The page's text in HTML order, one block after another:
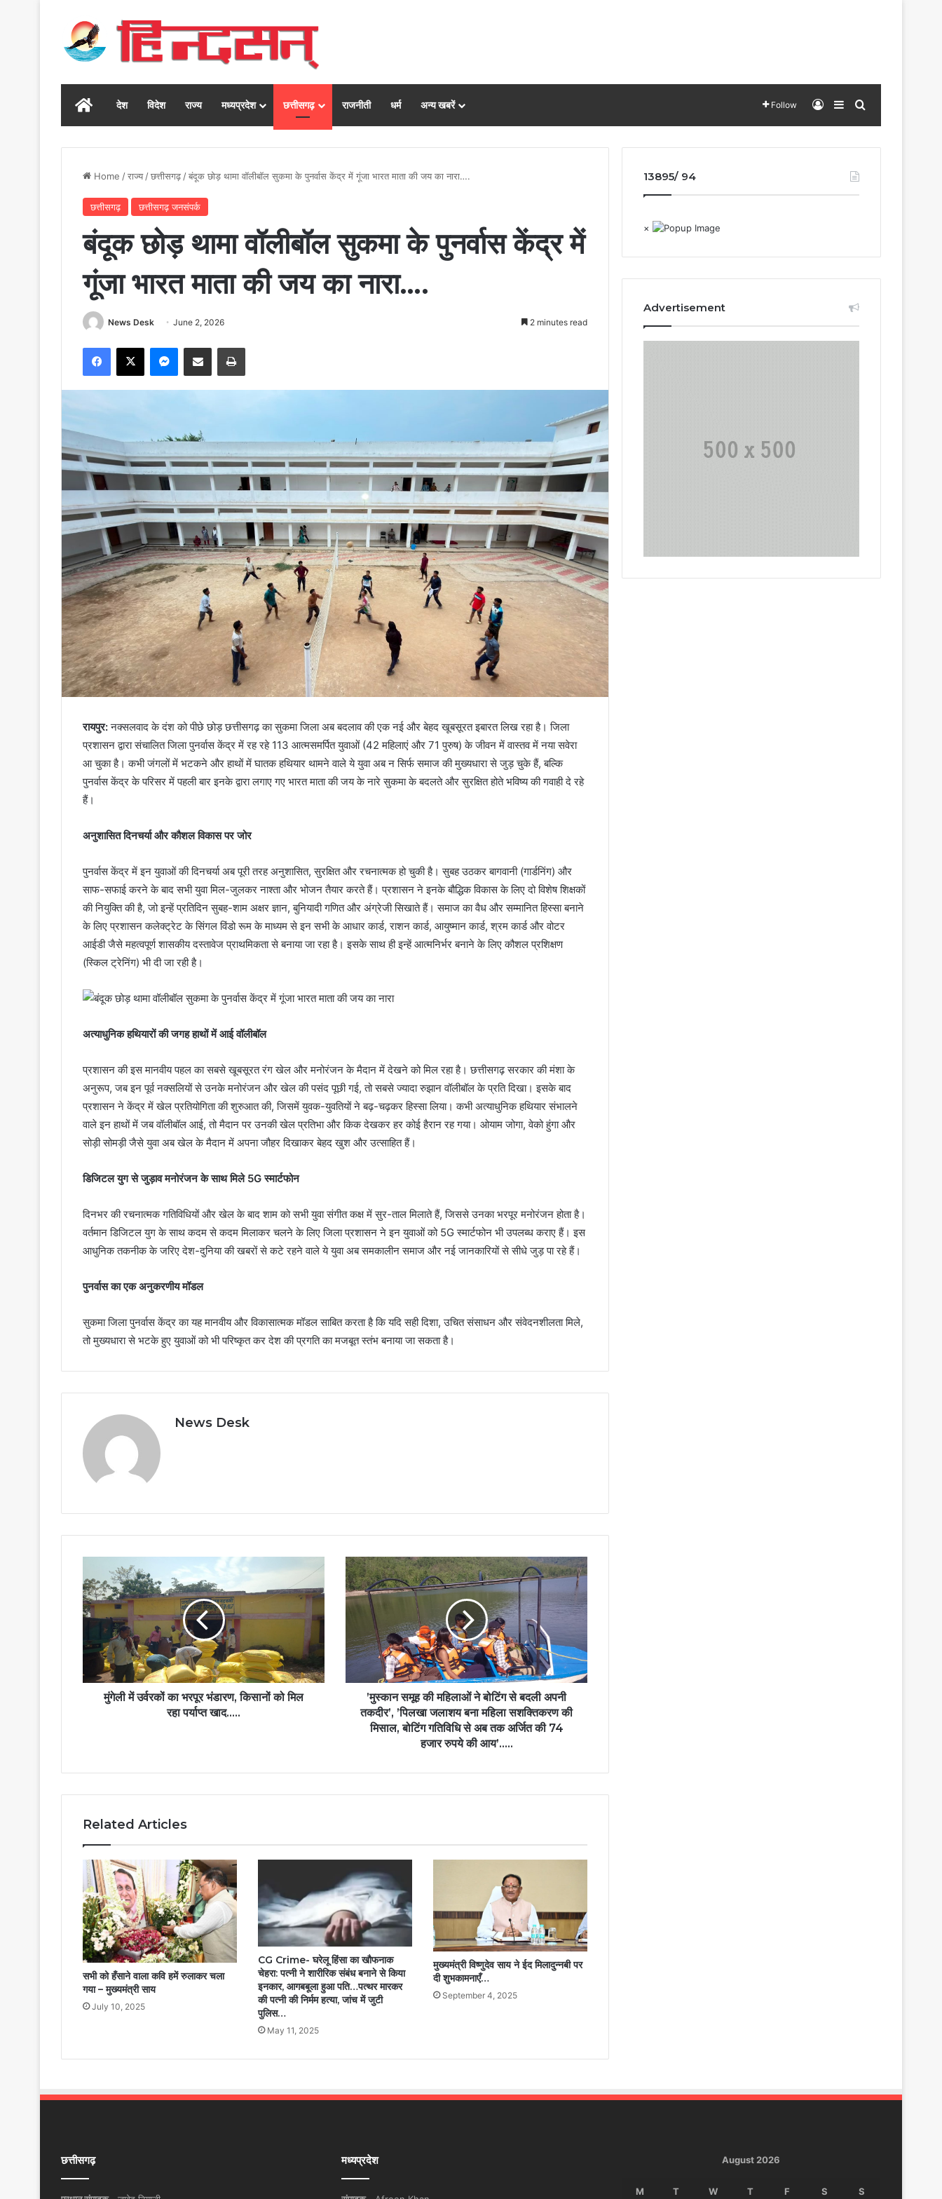
Homeदेश विदेश राज्य मध्यप्रदेश छत्तीसगढ़ राजनीती धर्म अन्य खबरें Follow Log InSidebarSearch for
Home /राज्य/छत्तीसगढ़/बंदूक छोड़ थामा वॉलीबॉल सुकमा के पुनर्वास केंद्र में गूंजा भारत माता की जय का नारा….
छत्तीसगढ़ छत्तीसगढ़ जनसंपर्क
बंदूक छोड़ थामा वॉलीबॉल सुकमा के पुनर्वास केंद्र में
गूंजा भारत माता की जय का नारा….
News Desk June 2, 2026 2 minutes read
Facebook
X Messenger
Share via Email Print
रायपुर:नक्सलवाद के दंश को पीछे छोड़ छत्तीसगढ़ का सुकमा जिला अब बदलाव की एक नई और बेहद खूबसूरत इबारत लिख रहा है। जिला
प्रशासन द्वारा संचालित जिला पुनर्वास केंद्र में रह रहे 113 आत्मसमर्पित युवाओं (42 महिलाएं और 71 पुरुष) के जीवन में वास्तव में नया सवेरा
आ चुका है। कभी जंगलों में भटकने और हाथों में घातक हथियार थामने वाले ये युवा अब न सिर्फ समाज की मुख्यधारा से जुड़ चुके हैं, बल्कि
पुनर्वास केंद्र के परिसर में पहली बार इनके द्वारा लगाए गए भारत माता की जय के नारे सुकमा के बदलते और सुरक्षित होते भविष्य की गवाही दे रहे
हैं।
अनुशासित दिनचर्या और कौशल विकास पर जोर
पुनर्वास केंद्र में इन युवाओं की दिनचर्या अब पूरी तरह अनुशासित, सुरक्षित और रचनात्मक हो चुकी है। सुबह उठकर बागवानी (गार्डनिंग) और
साफ-सफाई करने के बाद सभी युवा मिल-जुलकर नाश्ता और भोजन तैयार करते हैं। प्रशासन ने इनके बौद्धिक विकास के लिए दो विशेष शिक्षकों
की नियुक्ति की है, जो इन्हें प्रतिदिन सुबह-शाम अक्षर ज्ञान, बुनियादी गणित और अंग्रेजी सिखाते हैं। समाज का वैध और सम्मानित हिस्सा बनाने
के लिए प्रशासन कलेक्ट्रेट के सिंगल विंडो रूम के माध्यम से इन सभी के आधार कार्ड, राशन कार्ड, आयुष्मान कार्ड, श्रम कार्ड और वोटर
आईडी जैसे महत्वपूर्ण शासकीय दस्तावेज प्राथमिकता से बनाया जा रहा है। इसके साथ ही इन्हें आत्मनिर्भर बनाने के लिए कौशल प्रशिक्षण
(स्किल ट्रेनिंग) भी दी जा रही है।
अत्याधुनिक हथियारों की जगह हाथों में आई वॉलीबॉल
प्रशासन की इस मानवीय पहल का सबसे खूबसूरत रंग खेल और मनोरंजन के मैदान में देखने को मिल रहा है। छत्तीसगढ़ सरकार की मंशा के
अनुरूप, जब इन पूर्व नक्सलियों से उनके मनोरंजन और खेल की पसंद पूछी गई, तो सबसे ज्यादा रुझान वॉलीबॉल के प्रति दिखा। इसके बाद
प्रशासन ने केंद्र में खेल प्रतियोगिता की शुरुआत की, जिसमें युवक-युवतियों ने बढ़-चढ़कर हिस्सा लिया। कभी अत्याधुनिक हथियार संभालने
वाले इन हाथों में जब वॉलीबॉल आई, तो मैदान पर उनकी खेल प्रतिभा और किक देखकर हर कोई हैरान रह गया। ओयाम जोगा, वेको हुंगा और
सोड़ी सोमड़ी जैसे युवा अब खेल के मैदान में अपना जौहर दिखाकर बेहद खुश और उत्साहित हैं।
डिजिटल युग से जुड़ाव मनोरंजन के साथ मिले 5G स्मार्टफोन
दिनभर की रचनात्मक गतिविधियों और खेल के बाद शाम को सभी युवा संगीत कक्ष में सुर-ताल मिलाते हैं, जिससे उनका भरपूर मनोरंजन होता है।
वर्तमान डिजिटल युग के साथ कदम से कदम मिलाकर चलने के लिए जिला प्रशासन ने इन युवाओं को 5G स्मार्टफोन भी उपलब्ध कराए हैं। इस
आधुनिक तकनीक के जरिए देश-दुनिया की खबरों से कटे रहने वाले ये युवा अब समकालीन समाज और नई जानकारियों से सीधे जुड़ पा रहे हैं।
पुनर्वास का एक अनुकरणीय मॉडल
सुकमा जिला पुनर्वास केंद्र का यह मानवीय और विकासात्मक मॉडल साबित करता है कि यदि सही दिशा, उचित संसाधन और संवेदनशीलता मिले,
तो मुख्यधारा से भटके हुए युवाओं को भी परिष्कृत कर देश की प्रगति का मजबूत स्तंभ बनाया जा सकता है।
News Desk
मुंगेली में उर्वरकों का भरपूर भंडारण, किसानों को मिल
रहा पर्याप्त खाद…..
’मुस्कान समूह की महिलाओं ने बोटिंग से बदली अपनी
तकदीर’, ’पिलखा जलाशय बना महिला सशक्तिकरण की
मिसाल, बोटिंग गतिविधि से अब तक अर्जित की 74
हजार रुपये की आय’…..
Related Articles
सभी को हँसाने वाला कवि हमें रुलाकर चला
गया – मुख्यमंत्री साय
July 10, 2025
CG Crime- घरेलू हिंसा का खौफनाक
चेहरा: पत्नी ने शारीरिक संबंध बनाने से किया
इनकार, आगबबूला हुआ पति…पत्थर मारकर
की पत्नी की निर्मम हत्या, जांच में जुटी
पुलिस…
May 11, 2025
मुख्यमंत्री विष्णुदेव साय ने ईद मिलादुन्नबी पर
दी शुभकामनाएँ…
September 4, 2025
13895/ 94
×
Advertisement
छत्तीसगढ़ मध्यप्रदेश August 2026
M T W T F S S